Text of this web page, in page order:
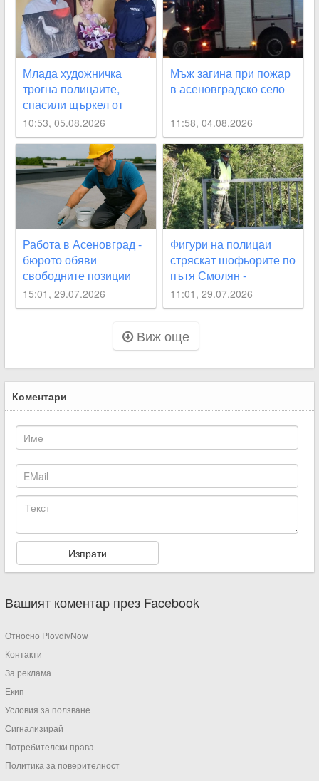
Млада художничка
трогна полицаите,
спасили щъркел от
огнения ад край
Асеновград
10:53, 05.08.2026
Мъж загина при пожар
в асеновградско село
11:58, 04.08.2026
Работа в Асеновград -
бюрото обяви
свободните позиции
15:01, 29.07.2026
Фигури на полицаи
стряскат шофьорите по
пътя Смолян -
Асеновград
11:01, 29.07.2026
Виж още
Коментари
Вашият коментар през Facebook
Относно PlovdivNow
Контакти
За реклама
Екип
Условия за ползване
Сигнализирай
Потребителски права
Политика за поверителност